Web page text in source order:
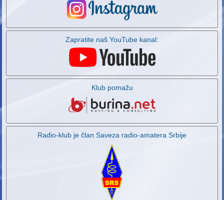
Zapratite naš YouTube kanal:
Klub pomažu
Radio-klub je član Saveza radio-amatera Srbije